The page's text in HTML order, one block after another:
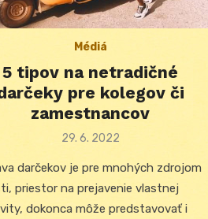
Médiá
5 tipov na netradičné
pre kolegov či
zamestnancov
Posted
29. 6. 2022
darčekov je pre mnohých zdrojom
priestor na prejavenie vlastnej
dokonca môže predstavovať i